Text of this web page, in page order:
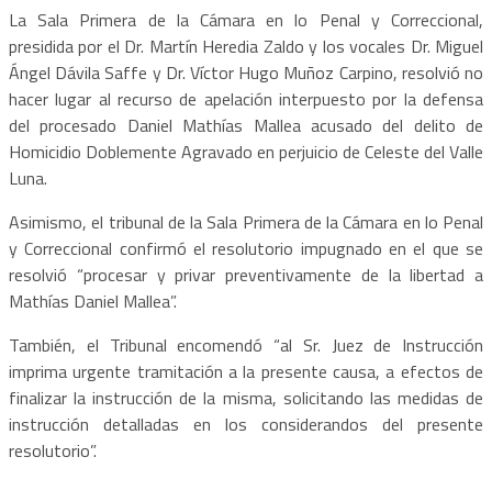
La Sala Primera de la Cámara en lo Penal y Correccional,
presidida por el Dr. Martín Heredia Zaldo y los vocales Dr. Miguel
Ángel Dávila Saffe y Dr. Víctor Hugo Muñoz Carpino, resolvió no
hacer lugar al recurso de apelación interpuesto por la defensa
del procesado Daniel Mathías Mallea acusado del delito de
Homicidio Doblemente Agravado en perjuicio de Celeste del Valle
Luna.
Asimismo, el tribunal de la Sala Primera de la Cámara en lo Penal
y Correccional confirmó el resolutorio impugnado en el que se
resolvió “procesar y privar preventivamente de la libertad a
Mathías Daniel Mallea”.
También, el Tribunal encomendó “al Sr. Juez de Instrucción
imprima urgente tramitación a la presente causa, a efectos de
finalizar la instrucción de la misma, solicitando las medidas de
instrucción detalladas en los considerandos del presente
resolutorio”.